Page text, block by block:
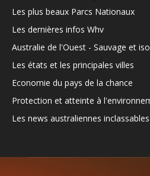
Les plus beaux Parcs Nationaux
Les dernières infos Whv
Australie de l'Ouest - Sauvage et
Les états et les principales villes
Economie du pays de la chance
Protection et atteinte à
Les news australiennes inclassables